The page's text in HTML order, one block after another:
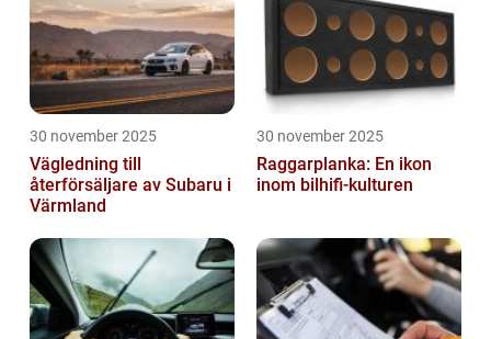
30 november 2025
Vägledning till
återförsäljare av Subaru i
Värmland
30 november 2025
Raggarplanka: En ikon
inom bilhifi-kulturen